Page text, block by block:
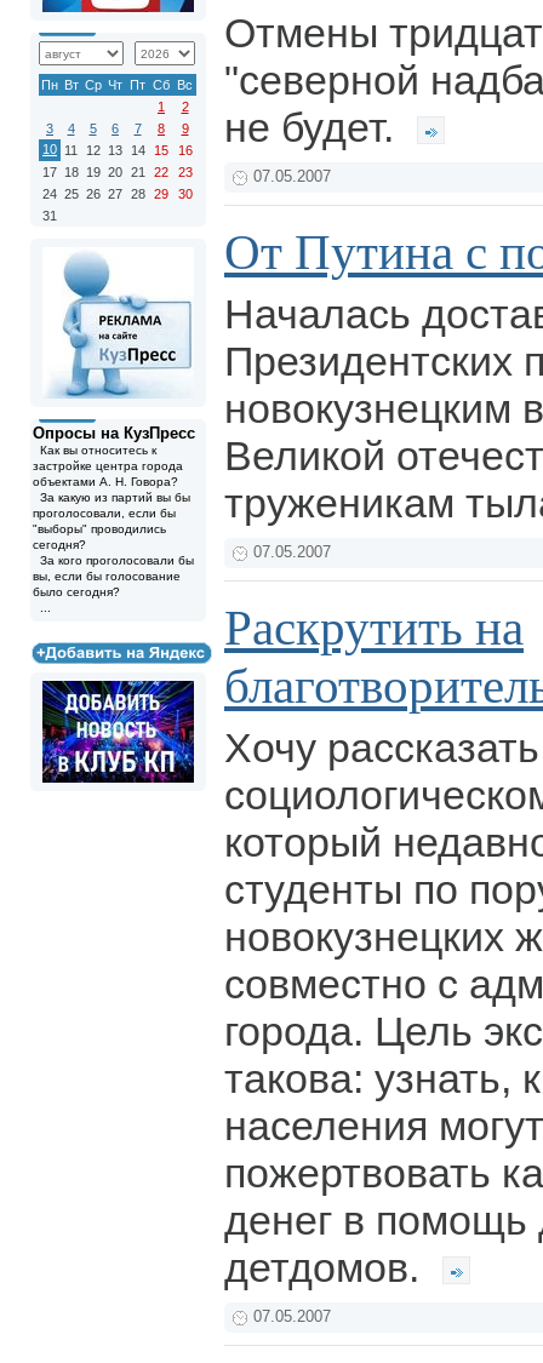
Пн Вт Ср Чт Пт Сб Вс
1
2
3
4 5 6 7 8
9
10 11 12 13 14 15
16
17 18 19 20 21 22
23
24 25 26 27 28 29
30
31
Опросы на КузПресс
Как вы относитесь к
застройке центра города
объектами А. Н. Говора?
За какую из партий вы бы
проголосовали, если бы
"выборы" проводились
сегодня?
За кого проголосовали бы
вы, если бы голосование
было сегодня?
Отмены
"северной
не будет.
07.05.2007
От Путина с
Началась
Президентских
новокузнецким
Великой
труженикам
07.05.2007
Раскрутить на
Хочу
который
студенты по
новокузнецких
совместно с
города. Цель
такова: узнать,
населения
пожертвовать
денег в помощь
детдомов.
07.05.2007